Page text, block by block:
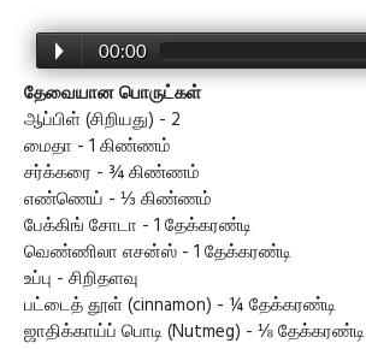
00:00
தேவையான பொருட்கள்
ஆப்பிள் (சிறியது) - 2
மைதா - 1 கிண்ணம்
சர்க்கரை - ¾ கிண்ணம்
எண்ணெய் - ⅓ கிண்ணம்
பேக்கிங் சோடா - 1 தேக்கரண்டி
வெண்ணிலா எசன்ஸ் - 1 தேக்கரண்டி
உப்பு - சிறிதளவு
பட்டைத் தூள் (cinnamon) - ¼ தேக்கரண்டி
ஜாதிக்காய்ப் பொடி (Nutmeg) - ⅛ தேக்கரண்டி